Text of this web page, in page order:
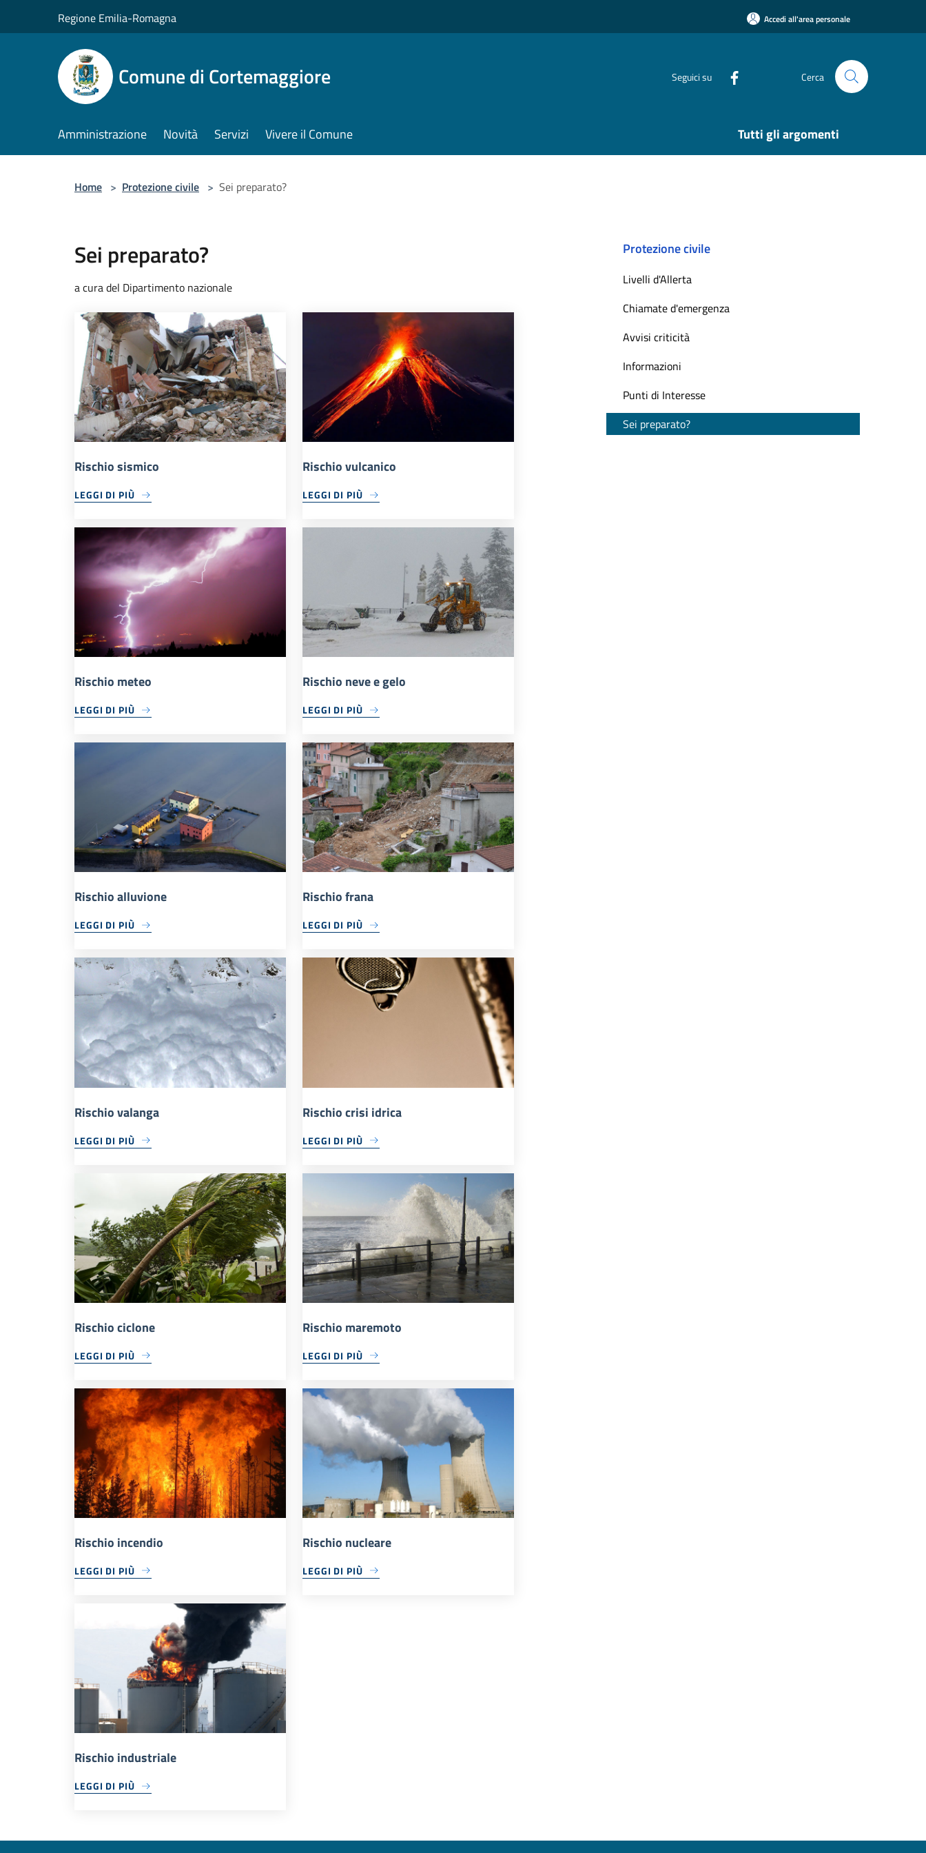
Regione Emilia-Romagna Accedi all'area personale
Comune di Cortemaggiore Seguici su Cerca
Amministrazione Novità Servizi Vivere il Comune Tutti gli argomenti
Home > Protezione civile > Sei preparato?
Sei preparato?
a cura del Dipartimento nazionale
Rischio sismico
LEGGI DI PIÙ
Rischio vulcanico
LEGGI DI PIÙ
Rischio meteo
LEGGI DI PIÙ
Rischio neve e gelo
LEGGI DI PIÙ
Rischio alluvione
LEGGI DI PIÙ
Rischio frana
LEGGI DI PIÙ
Rischio valanga
LEGGI DI PIÙ
Rischio crisi idrica
LEGGI DI PIÙ
Rischio ciclone
LEGGI DI PIÙ
Rischio maremoto
LEGGI DI PIÙ
Rischio incendio
LEGGI DI PIÙ
Rischio nucleare
LEGGI DI PIÙ
Rischio industriale
LEGGI DI PIÙ
Protezione civile
Livelli d'Allerta
Chiamate d'emergenza
Avvisi criticità
Informazioni
Punti di Interesse
Sei preparato?